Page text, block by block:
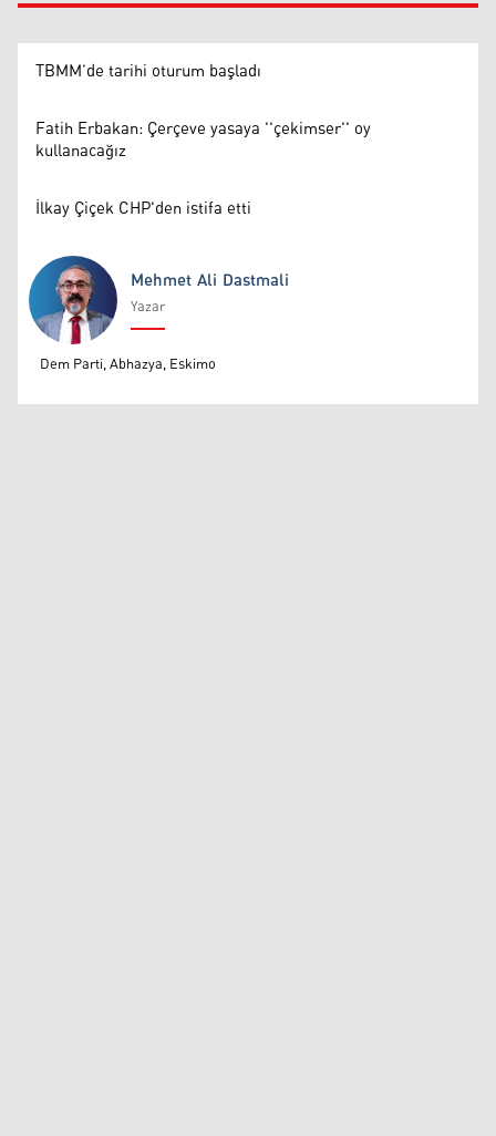
TBMM’de tarihi oturum başladı
Fatih Erbakan: Çerçeve yasaya ''çekimser'' oy
kullanacağız
İlkay Çiçek CHP'den istifa etti
Mehmet Ali Dastmali
Mehmet Ali Dastmali
Yazar
Dem Parti, Abhazya, Eskimo